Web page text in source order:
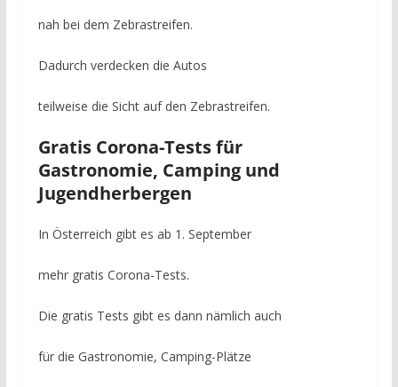
nah bei dem Zebrastreifen.
Dadurch verdecken die Autos
teilweise die Sicht auf den Zebrastreifen.
Gratis Corona-Tests für
Gastronomie, Camping und
Jugendherbergen
In Österreich gibt es ab 1. September
mehr gratis Corona-Tests.
Die gratis Tests gibt es dann nämlich auch
für die Gastronomie, Camping-Plätze